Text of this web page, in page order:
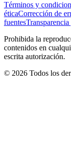
Términos y
éticaCorrección de
fuentes
Prohibida la
contenidos en
escrita autorización.
© 2026 Todos los